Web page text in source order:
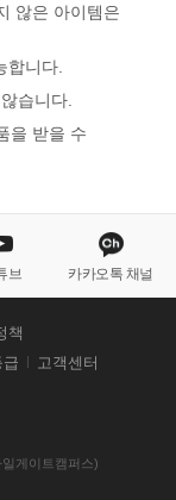
않은 아이템은
합니다.
습니다.
을 받을 수
브 카카오톡 채널
책
급
고객센터
게이트캠퍼스)